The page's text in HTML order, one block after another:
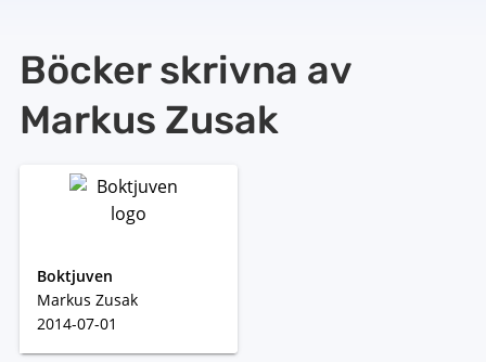
Böcker skrivna av
Markus Zusak
Boktjuven
Markus Zusak
2014-07-01